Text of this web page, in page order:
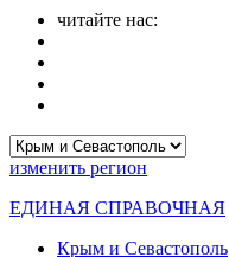
читайте нас:
изменить регион
ЕДИНАЯ СПРАВОЧНАЯ
Крым и Севастополь